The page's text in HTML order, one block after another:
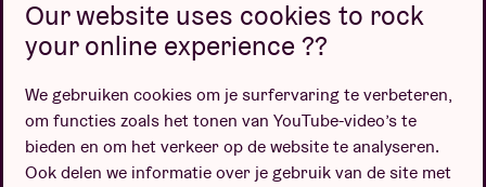
Privacybeleid Cookiebeleid
Verkoopsvoorwaarden
Design door
Our website uses cookies to rock
your online experience ??
We gebruiken cookies om je surfervaring te verbeteren,
om functies zoals het tonen van YouTube-video’s te
bieden en om het verkeer op de website te analyseren.
Ook delen we informatie over je gebruik van de site met